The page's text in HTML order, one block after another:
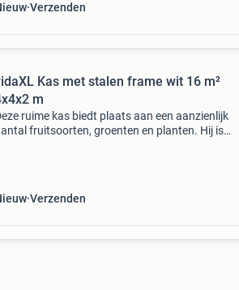
Verzenden
Kas met stalen frame wit 16 m²
m
ruime kas biedt plaats aan een aanzienlijk
fruitsoorten, groenten en planten. Hij is
Verzenden